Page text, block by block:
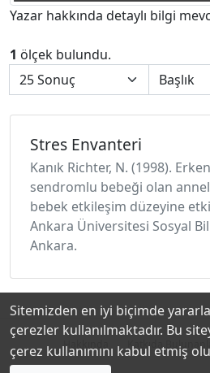
Yazar hakkında detaylı bilgi
1 ölçek bulundu.
Stres Envanteri
Kanık Richter, N. (1998).
sendromlu bebeği olan
bebek etkileşim düzeyine
Ankara Üniversitesi Sosyal
Ankara.
Hakkında Katkıda
Sitemizden en iyi biçimde
çerezler kullanılmaktadır. Bu
çerez kullanımını kabul etmiş